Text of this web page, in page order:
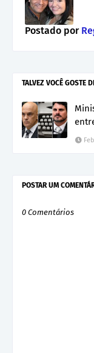
Postado por
TALVEZ VOCÊ GOSTE
POSTAR UM
0 Comentários